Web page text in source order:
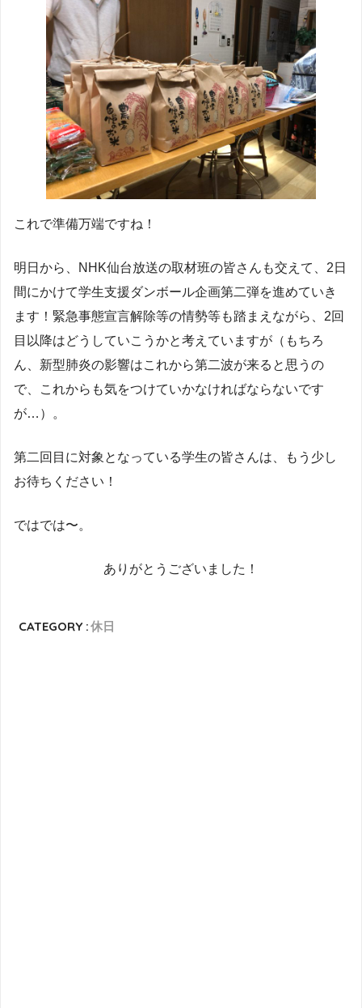
これで準備万端ですね！
明日から、NHK仙台放送の取材班の皆さんも交えて、2日
間にかけて学生支援ダンボール企画第二弾を進めていき
ます！緊急事態宣言解除等の情勢等も踏まえながら、2回
目以降はどうしていこうかと考えていますが（もちろ
ん、新型肺炎の影響はこれから第二波が来ると思うの
で、これからも気をつけていかなければならないです
が…）。
第二回目に対象となっている学生の皆さんは、もう少し
お待ちください！
ではでは〜。
ありがとうございました！
CATEGORY :休日